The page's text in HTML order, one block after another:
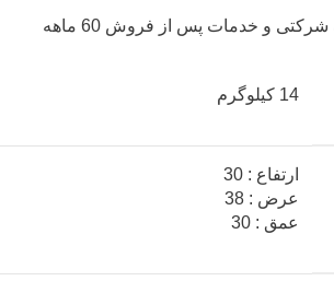
14 کیلوگرم
ارتفاع : 30
عرض : 38
عمق : 30